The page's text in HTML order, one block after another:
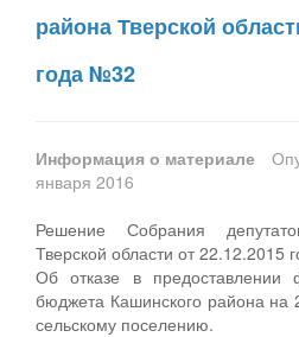
района Тверской
года №32
Информация о материале
января 2016
Решение Собрания
Тверской области от 22.12.2015
Об отказе в
бюджета Кашинского района на
сельскому поселению.